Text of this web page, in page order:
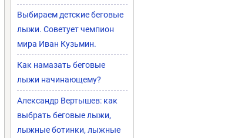
Выбираем детские беговые
лыжи. Советует чемпион
мира Иван Кузьмин.
Как намазать беговые
лыжи начинающему?
Александр Вертышев: как
выбрать беговые лыжи,
лыжные ботинки, лыжные